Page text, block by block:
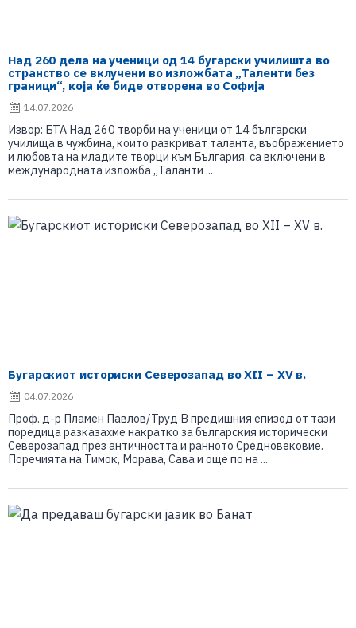
Над 260 дела на ученици од 14 бугарски училишта во
странство се вклучени во изложбата „Таленти без
граници“, која ќе биде отворена во Софија
14.07.2026
Извор: БТА Над 260 творби на ученици от 14 български
училища в чужбина, които разкриват таланта, въображението
и любовта на младите творци към България, са включени в
международната изложба „Таланти ...
Бугарскиот историски Северозапад во XII – XV в.
04.07.2026
Проф. д-р Пламен Павлов/Труд В предишния епизод от тази
поредица разказахме накратко за българския исторически
Северозапад през античността и ранното Средновековие.
Поречията на Тимок, Морава, Сава и още по на ...